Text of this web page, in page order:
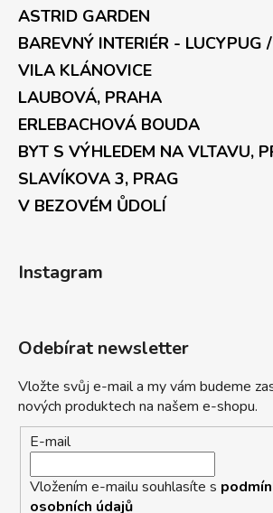
ASTRID GARDEN
BAREVNÝ INTERIÉR - LUCYPUG
VILA KLÁNOVICE
LAUBOVÁ, PRAHA
ERLEBACHOVÁ BOUDA
BYT S VÝHLEDEM NA VLTAVU,
SLAVÍKOVA 3, PRAG
V BEZOVÉM ŮDOLÍ
Instagram
Odebírat newsletter
Vložte svůj e-mail a my vám budeme
nových produktech na našem e-shopu.
E-mail
Vložením e-mailu souhlasíte s
osobních údajů